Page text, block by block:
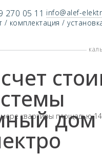
квартиры площадью
дом
270 05 11 info@alef-
/ комплектация /